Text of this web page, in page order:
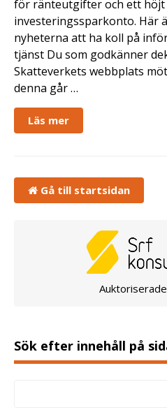
för ränteutgifter och ett
investeringssparkonto. Här
nyheterna att ha koll på
tjänst Du som godkänner
Skatteverkets webbplats
denna går …
Läs mer
Gå till startsidan
Sök efter innehåll på